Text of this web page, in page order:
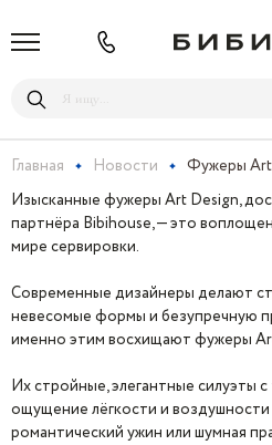
Главная Новости
Фужеры Art
Изысканные фужеры Art Design,
партнёра Bibihouse, — это
мире сервировки.
Современные дизайнеры делают
невесомые формы и безупречную
именно этим восхищают фужеры
Их стройные, элегантные силуэты
ощущение лёгкости и
романтический ужин или шумная